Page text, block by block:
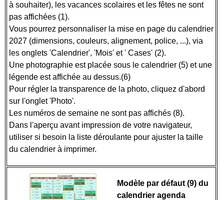
à souhaiter), les vacances scolaires et les fêtes ne sont
pas affichées (1).
Vous pourrez personnaliser la mise en page du calendrier
2027 (dimensions, couleurs, alignement, police, ...), via
les onglets 'Calendrier', 'Mois' et ' Cases' (2).
Une photographie est placée sous le calendrier (5) et une
légende est affichée au dessus.(6)
Pour régler la transparence de la photo, cliquez d'abord
sur l'onglet 'Photo'.
Les numéros de semaine ne sont pas affichés (8).
Dans l'aperçu avant impression de votre navigateur,
utiliser si besoin la liste déroulante pour ajuster la taille
du calendrier à imprimer.
Modèle par défaut (9) du
calendrier agenda